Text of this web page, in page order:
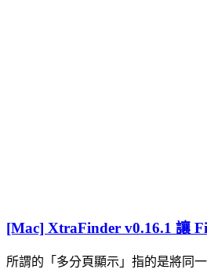
[Mac] XtraFinder v0.16.1 讓
所謂的「多分頁顯示」指的是將同